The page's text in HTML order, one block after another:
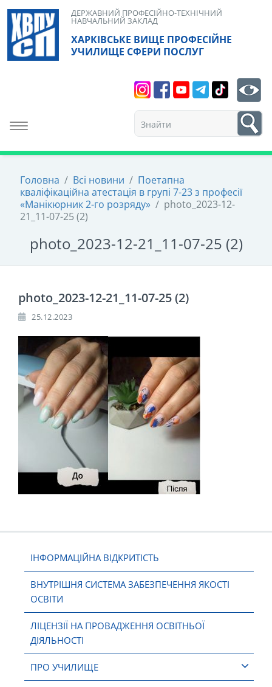
Skip
content
ХАРКІВСЬКЕ ВИЩЕ ПРОФЕСІЙНЕ
УЧИЛИЩЕ СФЕРИ ПОСЛУГ
ДЕРЖАВНИЙ ПРОФЕСІЙНО-ТЕХНІЧНИЙ
НАВЧАЛЬНИЙ ЗАКЛАД
Toggle navigation
1
Головна / Всі новини / Поетапна
кваліфікаційна атестація в групі 7-23 з професії
«Манікюрник 2-го розряду» / photo_2023-12-
21_11-07-25 (2)
photo_2023-12-21_11-07-25 (2)
ІНФОРМАЦІЙНА ВІДКРИТІСТЬ
ВНУТРІШНЯ СИСТЕМА ЗАБЕЗПЕЧЕННЯ ЯКОСТІ
ОСВІТИ
ЛІЦЕНЗІЇ НА ПРОВАДЖЕННЯ ОСВІТНЬОЇ
ДІЯЛЬНОСТІ
ПРО УЧИЛИЩЕ
photo_2023-12-21_11-07-25 (2)
25.12.2023